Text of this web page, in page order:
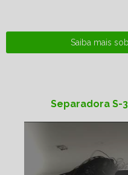
Saiba mais
Separadora S-